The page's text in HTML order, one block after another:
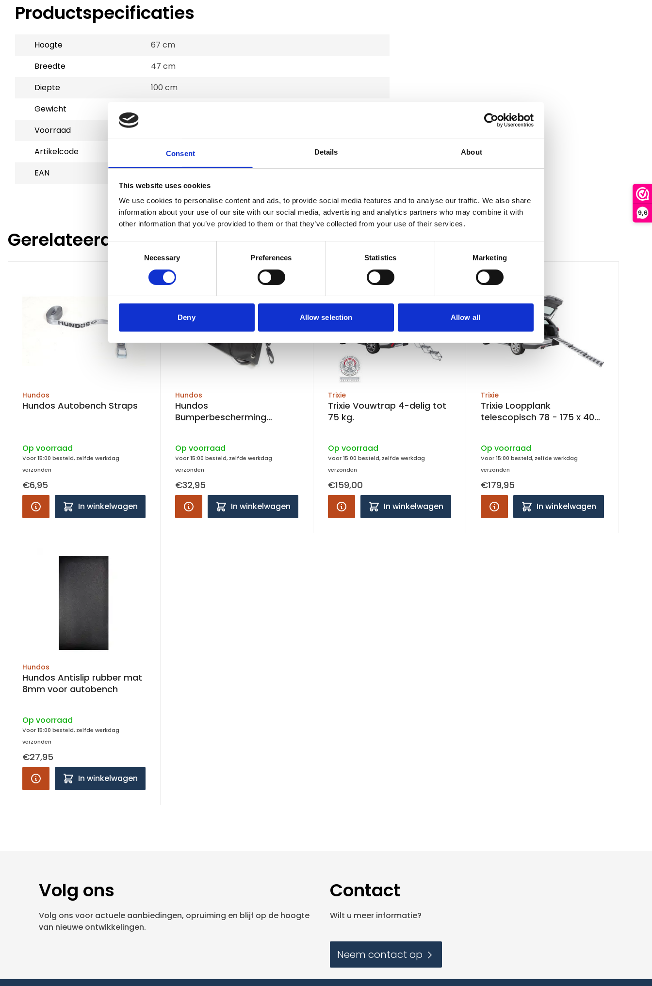
9,6
Consent Details About
This website uses cookies
We use cookies to personalise content and ads, to provide social media features and to analyse our traffic. We also share
information about your use of our site with our social media, advertising and analytics partners who may combine it with
other information that you’ve provided to them or that they’ve collected from your use of their services.
Consent
Necessary Preferences Statistics Marketing
Deny Allow selection Allow all
Productspecificaties
Hoogte
67 cm
Breedte
47 cm
Diepte
100 cm
Gewicht
Voorraad
Artikelcode
80120
EAN
Gerelateerde producten
Hundos
Hundos Autobench Straps
Op voorraad
Voor 15:00 besteld, zelfde werkdag
verzonden
€6,95
In winkelwagen
Hundos
Hundos
Bumperbescherming
Op voorraad
Voor 15:00 besteld, zelfde werkdag
verzonden
€32,95
In winkelwagen
Trixie
Trixie Vouwtrap 4-delig tot
75 kg.
Op voorraad
Voor 15:00 besteld, zelfde werkdag
verzonden
€159,00
In winkelwagen
Trixie
Trixie Loopplank
telescopisch 78 - 175 x 40
Op voorraad
Voor 15:00 besteld, zelfde werkdag
verzonden
€179,95
In winkelwagen
Hundos
Hundos Antislip rubber mat
8mm voor autobench
Op voorraad
Voor 15:00 besteld, zelfde werkdag
verzonden
€27,95
In winkelwagen
Volg ons
Volg ons voor actuele aanbiedingen, opruiming en blijf op de hoogte
van nieuwe ontwikkelingen.
Contact
Wilt u meer informatie?
Neem contact op